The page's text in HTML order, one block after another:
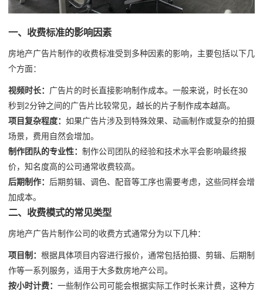
一、收费标准的影响因素
房地产广告片制作的收费标准受到多种因素的影响，主要包括以下几
个方面：
视频时长： 广告片的时长直接影响制作成本。一般来说，时长在30
秒到2分钟之间的广告片比较常见，越长的片子制作成本越高。
项目复杂程度： 如果广告片涉及到特殊效果、动画制作或复杂的拍摄
场景，费用自然会增加。
制作团队的专业性： 制作公司团队的经验和技术水平会影响最终报
价，知名度高的公司通常收费较高。
后期制作： 后期剪辑、调色、配音等工序也需要考虑，这些同样会增
加成本。
二、收费模式的常见类型
房地产广告片制作公司的收费方式通常分为以下几种：
项目制： 根据具体项目内容进行报价，通常包括拍摄、剪辑、后期制
作等一系列服务，适用于大多数房地产公司。
按小时计费： 一些制作公司可能会根据实际工作时长来计费，这种方